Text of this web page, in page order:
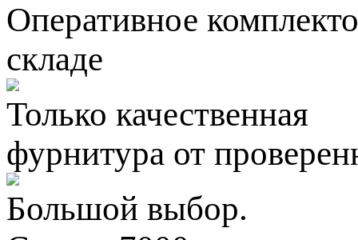
Оперативное
складе
Только качественная
фурнитура от
Большой выбор.